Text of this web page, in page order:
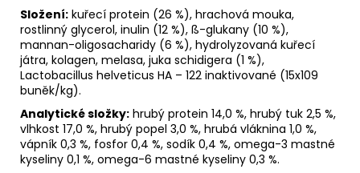
Složení: kuřecí protein (26 %), hrachová mouka,
rostlinný glycerol, inulin (12 %), ß-glukany (10 %),
mannan-oligosacharidy (6 %), hydrolyzovaná kuřecí
játra, kolagen, melasa, juka schidigera (1 %),
Lactobacillus helveticus HA – 122 inaktivované (15x109
buněk/kg).
Analytické složky: hrubý protein 14,0 %, hrubý tuk 2,5 %,
vlhkost 17,0 %, hrubý popel 3,0 %, hrubá vláknina 1,0 %,
vápník 0,3 %, fosfor 0,4 %, sodík 0,4 %, omega-3 mastné
kyseliny 0,1 %, omega-6 mastné kyseliny 0,3 %.